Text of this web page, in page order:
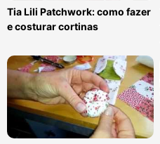
Tia Lili Patchwork: como fazer
e costurar cortinas